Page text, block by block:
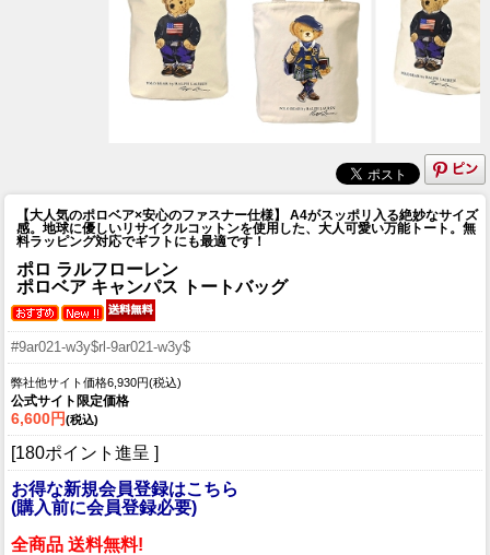
【大人気のポロベア×安心のファスナー仕様】 A4がスッポリ入る絶妙なサイズ
感。地球に優しいリサイクルコットンを使用した、大人可愛い万能トート。無
料ラッピング対応でギフトにも最適です！
ポロ ラルフローレン
ポロベア キャンパス トートバッグ
#9ar021-w3y$rl-9ar021-w3y$
弊社他サイト価格6,930円(税込)
公式サイト限定価格
6,600円(税込)
[180ポイント進呈 ]
お得な新規会員登録はこちら
(購入前に会員登録必要)
全商品 送料無料!